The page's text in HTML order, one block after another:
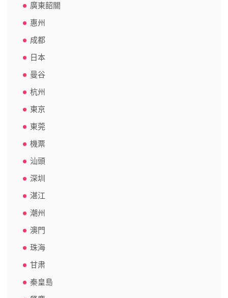
廣東韶關
惠州
成都
日本
曼谷
杭州
東京
東莞
機票
汕頭
深圳
湛江
潮州
澳門
珠海
甘肃
秦皇島